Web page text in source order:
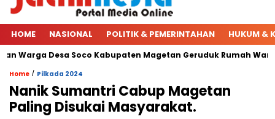
HOME NASIONAL POLITIK & PEMERINTAHAN HUKUM &
Desa Soco Kabupaten Magetan Geruduk Rumah Warga.
Home / Pilkada 2024
Nanik Sumantri Cabup Magetan
Paling Disukai Masyarakat.